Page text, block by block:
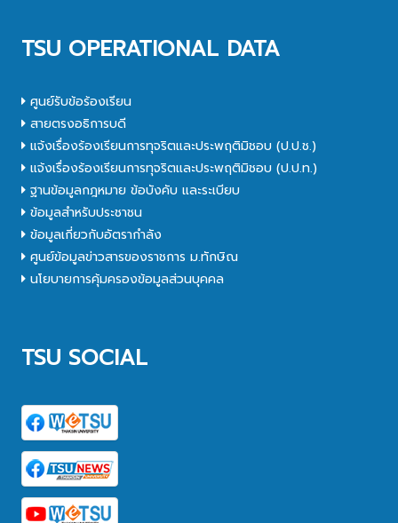
TSU OPERATIONAL DATA
ศูนย์รับข้อร้องเรียน
สายตรงอธิการบดี
แจ้งเรื่องร้องเรียนการทุจริตและประพฤติมิชอบ (ป.ป.ช.)
แจ้งเรื่องร้องเรียนการทุจริตและประพฤติมิชอบ (ป.ป.ท.)
ฐานข้อมูลกฎหมาย ข้อบังคับ และระเบียบ
ข้อมูลสำหรับประชาชน
ข้อมูลเกี่ยวกับอัตรากำลัง
ศูนย์ข้อมูลข่าวสารของราชการ ม.ทักษิณ
นโยบายการคุ้มครองข้อมูลส่วนบุคคล
TSU SOCIAL